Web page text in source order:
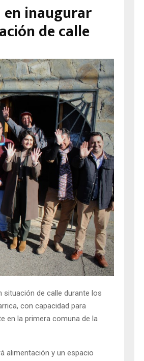
inaugurar
de calle
de calle durante los
con capacidad para
en la primera comuna de la
alimentación y un espacio